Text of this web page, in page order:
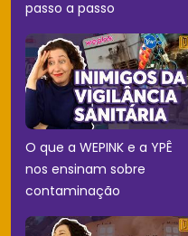
passo a passo
O que a WEPINK e a YPÊ
nos ensinam sobre
contaminação